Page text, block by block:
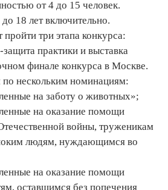
от 4 до 15 человек.
18 лет включительно.
три этапа конкурса:
практики и выставка
финале конкурса в Москве.
по нескольким номинациям:
на заботу о животных»;
на оказание помощи
войны, труженикам
людям, нуждающимся во
на оказание помощи
оставшимся без попечения